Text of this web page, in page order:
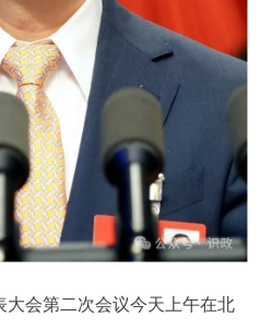
政务
我要咨询 我要建议
线访谈 图说互动
区概览 人文北京
会第二次会议今天上午在北